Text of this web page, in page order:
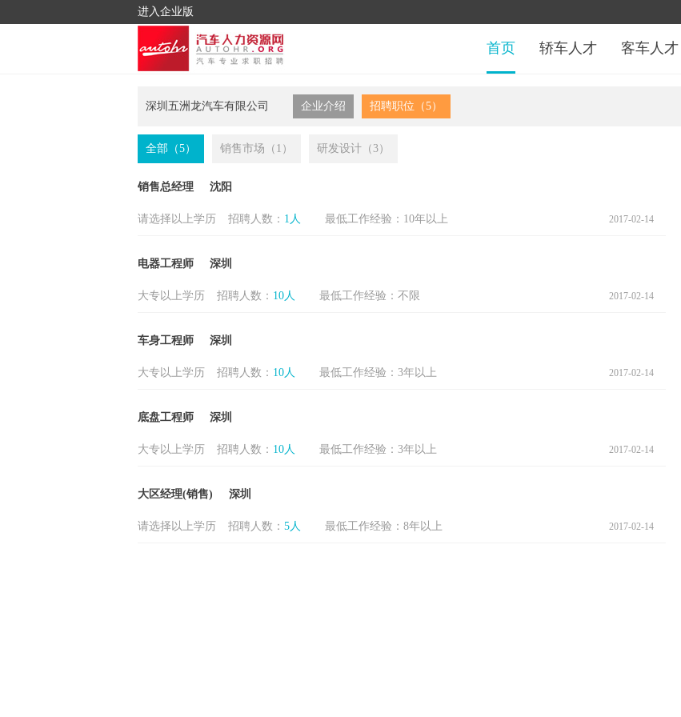
进入企业版
客车人才
轿车人才
首页
深圳五洲龙汽车有限公司 企业介绍 招聘职位（5）
全部（5） 销售市场（1） 研发设计（3）
销售总经理 沈阳
请选择以上学历 招聘人数： 1人 最低工作经验：10年以上 2017-02-14
电器工程师 深圳
大专以上学历 招聘人数： 10人 最低工作经验：不限 2017-02-14
车身工程师 深圳
大专以上学历 招聘人数： 10人 最低工作经验：3年以上 2017-02-14
底盘工程师 深圳
大专以上学历 招聘人数： 10人 最低工作经验：3年以上 2017-02-14
大区经理(销售) 深圳
请选择以上学历 招聘人数： 5人 最低工作经验：8年以上 2017-02-14